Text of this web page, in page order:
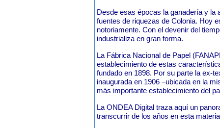
Desde esas épocas la ganadería y la
fuentes de riquezas de Colonia. Hoy
notoriamente. Con el devenir del
industrializa en gran forma.
La Fábrica Nacional de Papel
establecimiento de estas
fundado en 1898. Por su parte la ex-
inaugurada en 1906 –ubicada en la
más importante establecimiento del
La ONDEA Digital traza aquí un
transcurrir de los años en esta